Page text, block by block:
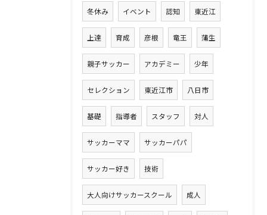
冬休み イベント 認知 東近江
上達 育成 彦根 竜王 蒲生
親子サッカー アカデミー 少年
セレクション 東近江市 八日市
基礎 指導者 スタッフ 対人
サッカーママ サッカーパパ
サッカー好き 技術
大人向けサッカースクール 成人